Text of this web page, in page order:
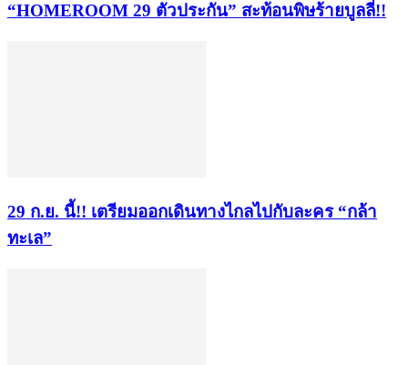
“HOMEROOM 29 ตัวประกัน” สะท้อนพิษร้ายบูลลี่!!
29 ก.ย. นี้!! เตรียมออกเดินทางไกลไปกับละคร “กล้า
ทะเล”